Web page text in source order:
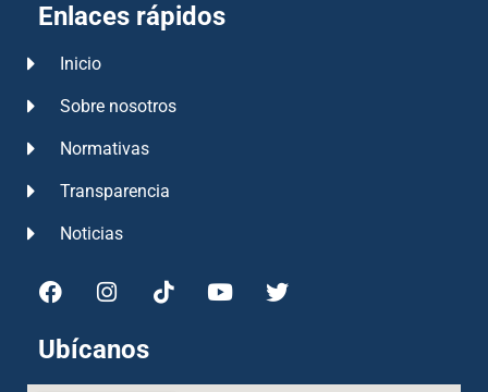
Enlaces rápidos
Inicio
Sobre nosotros
Normativas
Transparencia
Noticias
Ubícanos